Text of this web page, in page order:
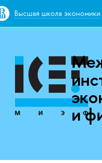
Высшая школа экономики
и